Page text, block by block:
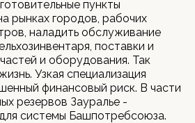
пункты
рынках городов, рабочих
наладить обслуживание
поставки и
и оборудования. Так
Узкая специализация
финансовый риск. В части
резервов Зауралье -
системы Башпотребсоюза.